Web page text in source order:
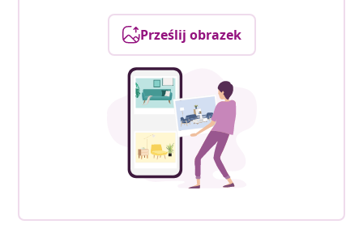
Prześlij obrazek